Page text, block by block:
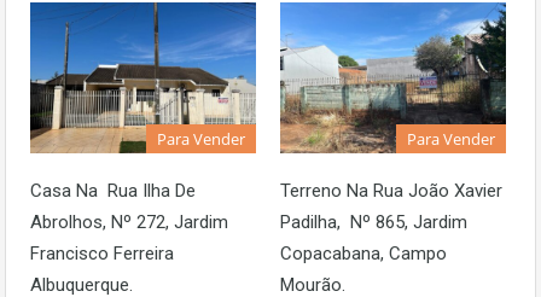
Para Vender
Casa Na Rua Ilha De
Abrolhos, Nº 272, Jardim
Francisco Ferreira
Albuquerque.
Para Vender
Terreno Na Rua João Xavier
Padilha, Nº 865, Jardim
Copacabana, Campo
Mourão.